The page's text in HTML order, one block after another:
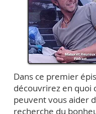
Dans ce premier
découvrirez en quoi
peuvent vous aider
recherche du